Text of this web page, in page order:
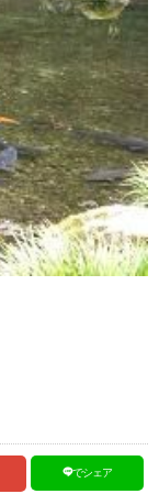
でシェア